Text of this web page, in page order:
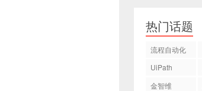
热门话题
流程自动化
UiPath
金智维